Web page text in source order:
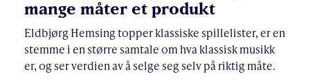
mange måter et produkt
Eldbjørg Hemsing topper klassiske spillelister, er en
stemme i en større samtale om hva klassisk musikk
er, og ser verdien av å selge seg selv på riktig måte.